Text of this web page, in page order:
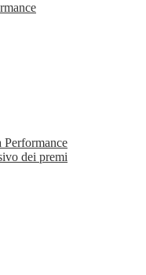
Performance
dei premi